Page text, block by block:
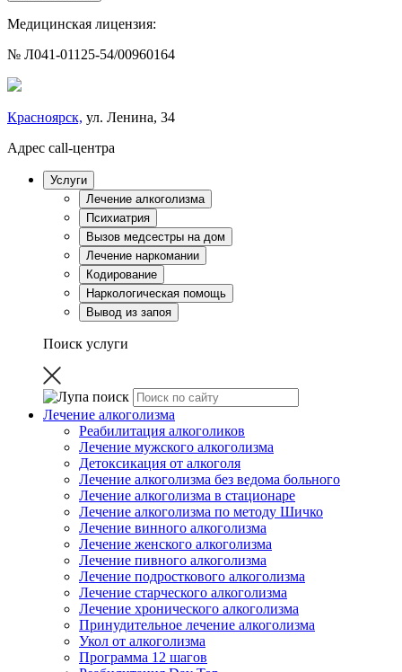
Медицинская лицензия:
№ Л041-01125-54/00960164
Красноярск, ул. Ленина, 34
Адрес call-центра
Услуги
Лечение алкоголизма
Психиатрия
Вызов медсестры на дом
Лечение наркомании
Кодирование
Наркологическая помощь
Вывод из запоя
Поиск услуги
Лечение алкоголизма
Реабилитация алкоголиков
Лечение мужского алкоголизма
Детоксикация от алкоголя
Лечение алкоголизма без ведома больного
Лечение алкоголизма в стационаре
Лечение алкоголизма по методу Шичко
Лечение винного алкоголизма
Лечение женского алкоголизма
Лечение пивного алкоголизма
Лечение подросткового алкоголизма
Лечение старческого алкоголизма
Лечение хронического алкоголизма
Принудительное лечение алкоголизма
Укол от алкоголизма
Программа 12 шагов